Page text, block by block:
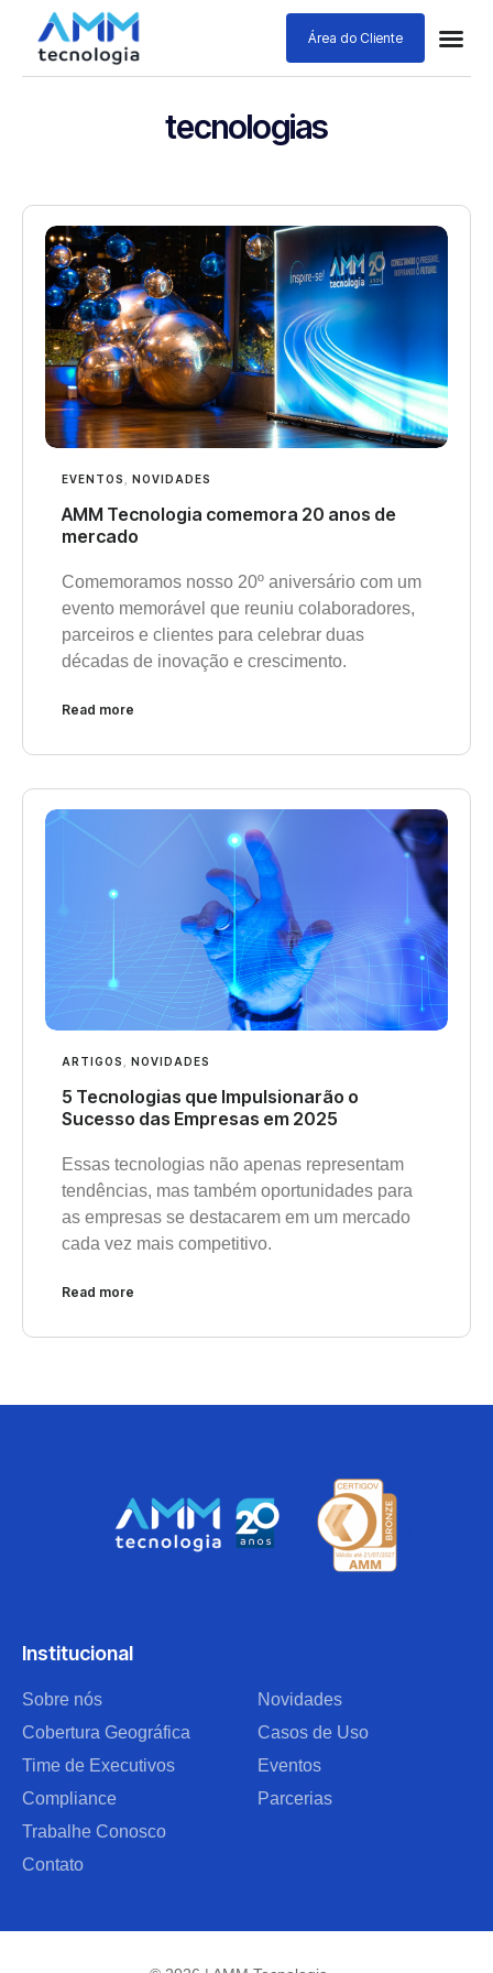
Área do Cliente
tecnologias
EVENTOS NOVIDADES
AMM Tecnologia comemora 20 anos de
mercado
Comemoramos nosso 20º aniversário com um
evento memorável que reuniu colaboradores,
parceiros e clientes para celebrar duas
décadas de inovação e crescimento.
Read more
ARTIGOS NOVIDADES
5 Tecnologias que Impulsionarão o
Sucesso das Empresas em 2025
Essas tecnologias não apenas representam
tendências, mas também oportunidades para
as empresas se destacarem em um mercado
cada vez mais competitivo.
Read more
Institucional
Sobre nós
Cobertura Geográfica
Time de Executivos
Compliance
Trabalhe Conosco
Contato
Novidades
Casos de Uso
Eventos
Parcerias